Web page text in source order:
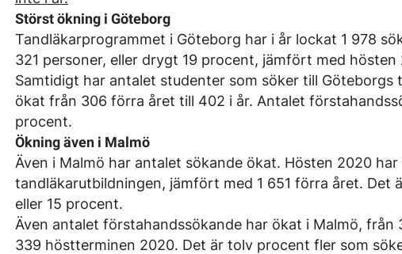
Störst ökning i Göteborg
Tandläkarprogrammet i Göteborg har i år lockat 1 978
321 personer, eller drygt 19 procent, jämfört med hösten
Samtidigt har antalet studenter som söker till
ökat från 306 förra året till 402 i år. Antalet
procent.
Ökning även i Malmö
Även i Malmö har antalet sökande ökat. Hösten 2020
tandläkarutbildningen, jämfört med 1 651 förra året. Det
eller 15 procent.
Även antalet förstahandssökande har ökat i Malmö, från
339 höstterminen 2020. Det är tolv procent fler som